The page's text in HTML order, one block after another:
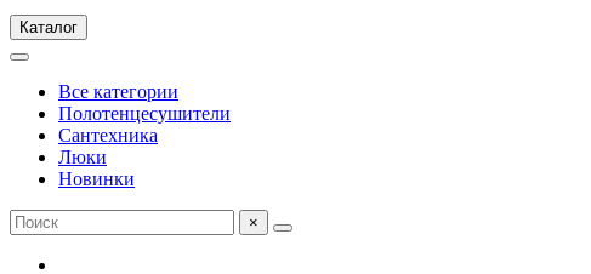
Каталог
Все категории
Полотенцесушители
Сантехника
Люки
Новинки
×